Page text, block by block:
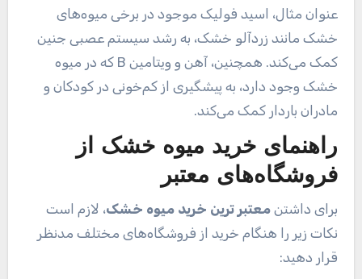
عنوان مثال، اسید فولیک موجود در برخی میوه‌های
خشک مانند زردآلو خشک، به رشد سیستم عصبی جنین
کمک می‌کند. همچنین، آهن و ویتامین B که در میوه
خشک وجود دارد، به پیشگیری از کم‌خونی در کودکان و
مادران باردار کمک می‌کند.
راهنمای خرید میوه خشک از
فروشگاه‌های معتبر
برای داشتن معتبر ترین خرید میوه خشک، لازم است
نکات زیر را هنگام خرید از فروشگاه‌های مختلف مدنظر
قرار دهید: